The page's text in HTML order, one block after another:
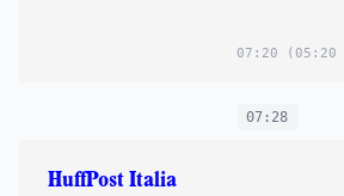
07:20 (05:20
07:28
HuffPost Italia